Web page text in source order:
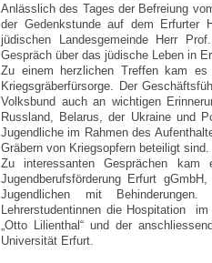
Anlässlich des Tages der Befreiung
der Gedenkstunde auf dem Erfurter
jüdischen Landesgemeinde Herr
Gespräch über das jüdische Leben in
Zu einem herzlichen Treffen kam
Kriegsgräberfürsorge. Der
Volksbund auch an wichtigen
Russland, Belarus, der Ukraine und
Jugendliche im Rahmen des
Gräbern von Kriegsopfern beteiligt sind.
Zu interessanten Gesprächen
Jugendberufsförderung Erfurt
Jugendlichen mit
Lehrerstudentinnen die Hospitation
„Otto Lilienthal“ und der
Universität Erfurt.